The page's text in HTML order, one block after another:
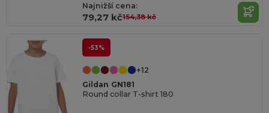
Najnižší cena:
79,27 kč154,38 kč
-53%
+12
Gildan GN181
Round collar T-shirt 180